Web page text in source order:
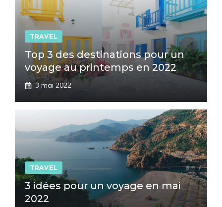
TRAVEL
Top 3 des destinations pour un
voyage au printemps en 2022
3 mai 2022
TRAVEL
3 idées pour un voyage en mai
2022